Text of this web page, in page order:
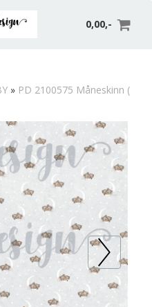
0,00,-
» PD 2100575 Måneskinn (
Prev
Trykk ENTER for å søke